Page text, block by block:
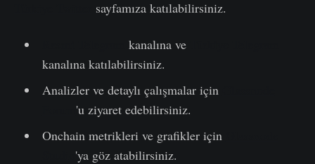
sayfamıza katılabilirsiniz.
kanalına ve
kanalına katılabilirsiniz.
Analizler ve detaylı çalışmalar için
'u ziyaret edebilirsiniz.
Onchain metrikleri ve grafikler için
'ya göz atabilirsiniz.